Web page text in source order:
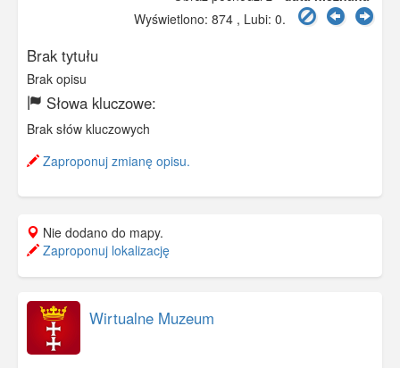
Wyświetlono: 874 , Lubi: 0.
Brak tytułu
Brak opisu
Słowa kluczowe:
Brak słów kluczowych
Zaproponuj zmianę opisu.
Nie dodano do mapy.
Zaproponuj lokalizację
Wirtualne Muzeum